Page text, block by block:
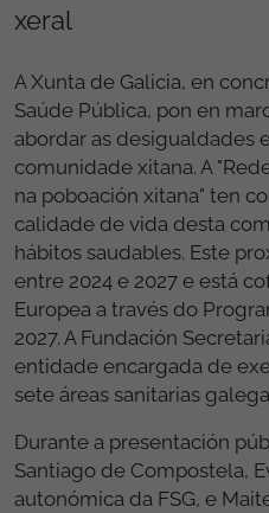
xeral
A Xunta de Galicia, en
Saúde Pública, pon en
abordar as desigualdades
comunidade xitana. A
na poboación xitana" ten
calidade de vida desta
hábitos saudables. Este
entre 2024 e 2027 e está
Europea a través do
2027. A Fundación
entidade encargada de
sete áreas sanitarias
Durante a presentación
Santiago de Compostela,
autonómica da FSG, e